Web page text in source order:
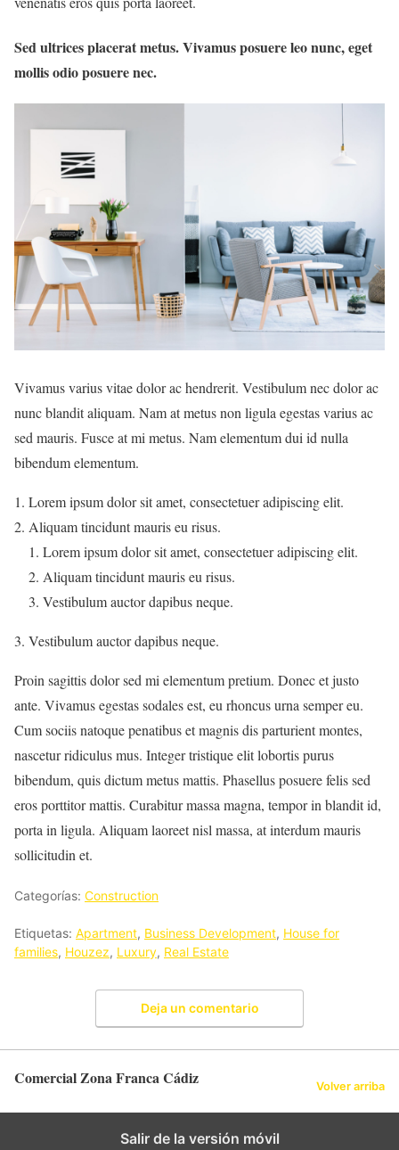
Sed ultrices placerat metus. Vivamus posuere leo nunc, eget
mollis odio posuere nec.
Vivamus varius vitae dolor ac hendrerit. Vestibulum nec dolor ac
nunc blandit aliquam. Nam at metus non ligula egestas varius ac
sed mauris. Fusce at mi metus. Nam elementum dui id nulla
bibendum elementum.
Lorem ipsum dolor sit amet, consectetuer adipiscing elit.
Aliquam tincidunt mauris eu risus.
Lorem ipsum dolor sit amet, consectetuer adipiscing elit.
Aliquam tincidunt mauris eu risus.
Vestibulum auctor dapibus neque.
Vestibulum auctor dapibus neque.
Proin sagittis dolor sed mi elementum pretium. Donec et justo
ante. Vivamus egestas sodales est, eu rhoncus urna semper eu.
Cum sociis natoque penatibus et magnis dis parturient montes,
nascetur ridiculus mus. Integer tristique elit lobortis purus
bibendum, quis dictum metus mattis. Phasellus posuere felis sed
eros porttitor mattis. Curabitur massa magna, tempor in blandit id,
porta in ligula. Aliquam laoreet nisl massa, at interdum mauris
sollicitudin et.
Categorías: Construction
Etiquetas: Apartment, Business Development, House for
families, Houzez, Luxury, Real Estate
Deja un comentario
Comercial Zona Franca Cádiz Volver arriba
Salir de la versión móvil